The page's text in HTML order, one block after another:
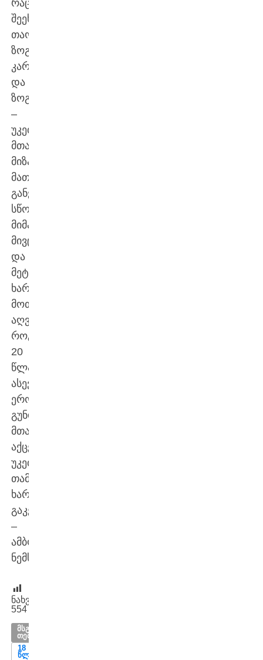
შეეხება
თაობას,
ზოგჯერ
კარგია
და
ზოგჯერ
–
უკეთესი.
მთავარი
მიზანია
მათ
განვითარებას
სწორი
მიმართულება
მივცე
და
მეტი
ხარისხიანი
მოთამაშეები
აღვუზარდო
როგორც
20
წლამდე,
ასევე
ეროვნულ
გუნდს.
მთავარი
აქცენტი
უკეთესი
თამაშის
ხარისხზე
გაკეთდება“,
–
ამბობს
ნემსაძე.
ნახვები:
554
ᲛᲡᲒᲐᲕᲡᲘ
ᲗᲔᲛᲔᲑᲘ
18
ᲬᲚᲐᲛᲓᲔ